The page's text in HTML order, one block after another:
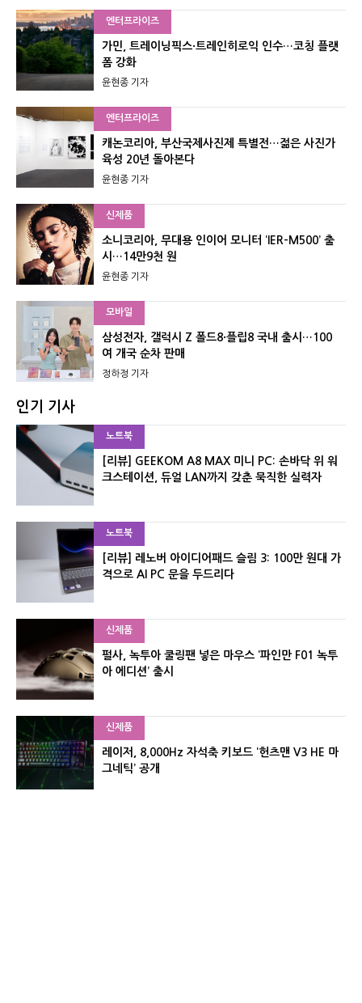
엔터프라이즈
가민, 트레이닝픽스·트레인히로익 인수…코칭 플랫
폼 강화
윤현종 기자
엔터프라이즈
캐논코리아, 부산국제사진제 특별전…젊은 사진가
육성 20년 돌아본다
윤현종 기자
신제품
소니코리아, 무대용 인이어 모니터 ‘IER-M500’ 출
시…14만9천 원
윤현종 기자
모바일
삼성전자, 갤럭시 Z 폴드8·플립8 국내 출시…100
여 개국 순차 판매
정하정 기자
인기 기사
노트북
[리뷰] GEEKOM A8 MAX 미니 PC: 손바닥 위 워
크스테이션, 듀얼 LAN까지 갖춘 묵직한 실력자
노트북
[리뷰] 레노버 아이디어패드 슬림 3: 100만 원대 가
격으로 AI PC 문을 두드리다
신제품
펄사, 녹투아 쿨링팬 넣은 마우스 ‘파인만 F01 녹투
아 에디션’ 출시
신제품
레이저, 8,000Hz 자석축 키보드 ‘헌츠맨 V3 HE 마
그네틱’ 공개